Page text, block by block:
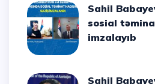
Sahil Babayev Serbiya ilə
sosial
imzalayıb
Sahil Babayev pensiya artımı